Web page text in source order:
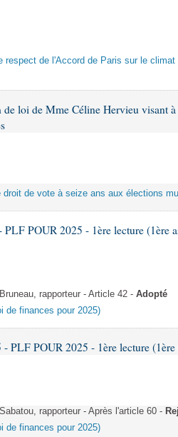
respect de l'Accord de Paris sur le
loi de Mme Céline Hervieu visant
droit de vote à seize ans aux élections
POUR 2025 - 1ère lecture (1ère
rapporteur - Article 42 - Adopté
de finances pour 2025)
PLF POUR 2025 - 1ère lecture (1ère
rapporteur - Après l'article 60 -
de finances pour 2025)